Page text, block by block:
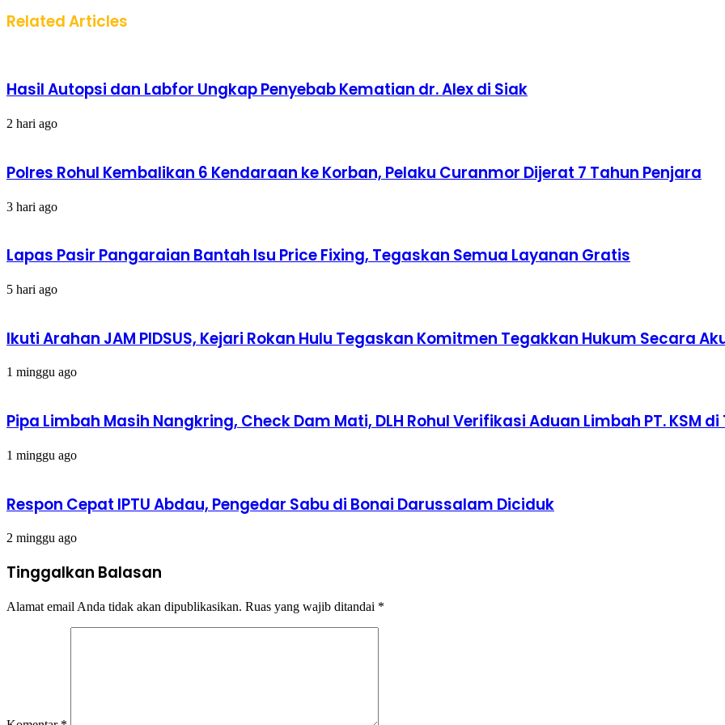
Related Articles
Hasil Autopsi dan Labfor Ungkap Penyebab Kematian dr. Alex di Siak
2 hari ago
Polres Rohul Kembalikan 6 Kendaraan ke Korban, Pelaku Curanmor Dijerat 7 Tahun Penjara
3 hari ago
Lapas Pasir Pangaraian Bantah Isu Price Fixing, Tegaskan Semua Layanan Gratis
5 hari ago
Ikuti Arahan JAM PIDSUS, Kejari Rokan Hulu Tegaskan Komitmen Tegakkan Hukum Secara
1 minggu ago
Pipa Limbah Masih Nangkring, Check Dam Mati, DLH Rohul Verifikasi Aduan Limbah PT. KSM di
1 minggu ago
Respon Cepat IPTU Abdau, Pengedar Sabu di Bonai Darussalam Diciduk
2 minggu ago
Tinggalkan Balasan
Alamat email Anda tidak akan dipublikasikan. Ruas yang wajib ditandai *